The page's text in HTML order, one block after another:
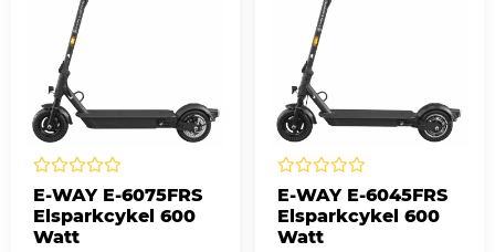
E-WAY E-6075FRS
Elsparkcykel 600
Watt
E-WAY E-6045FRS
Elsparkcykel 600
Watt